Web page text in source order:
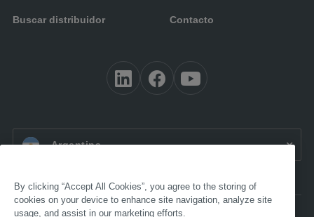
Buscar distribuidor Contacto
ES AR:Argentina
By clicking “Accept All Cookies”, you agree to the storing of
cookies on your device to enhance site navigation, analyze site
usage, and assist in our marketing efforts.